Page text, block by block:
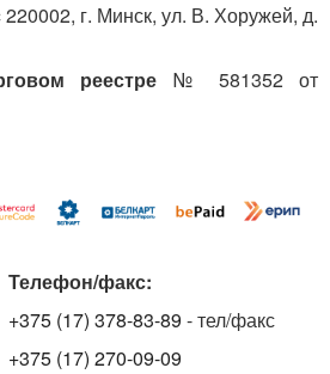
220002, г. Минск, ул. В. Хоружей, д.
реестре № 581352 от
Телефон/факс:
+375 (17) 378-83-89 - тел/факс
+375 (17) 270-09-09